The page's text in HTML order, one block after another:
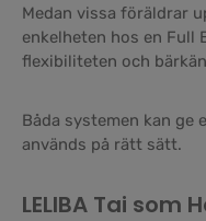
Medan vissa föräldrar
enkelheten hos en Full
flexibiliteten och
Båda systemen kan ge
används på rätt sätt.
LELIBA Tai som